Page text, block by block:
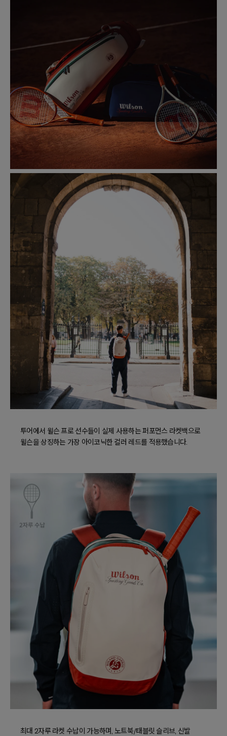
투어에서 윌슨 프로 선수들이 실제 사용하는 퍼포먼스 라켓백으로
윌슨을 상징하는 가장 아이코닉한 컬러 레드를 적용했습니다.
최대 2자루 라켓 수납이 가능하며, 노트북/태블릿 슬리브, 신발